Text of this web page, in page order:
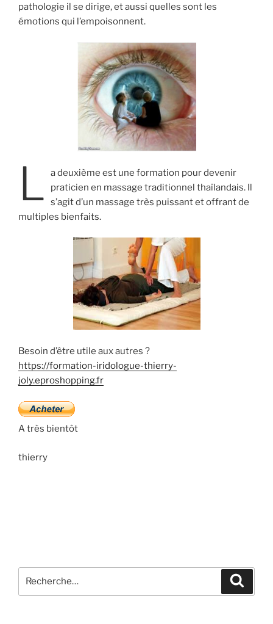
pathologie il se dirige, et aussi quelles sont les
émotions qui l’empoisonnent.
L
a deuxième est une formation pour devenir
praticien en massage traditionnel thaïlandais. Il
s’agit d’un massage très puissant et offrant de
multiples bienfaits.
Besoin d’être utile aux autres ?
https://formation-iridologue-thierry-
joly.eproshopping.fr
A très bientôt
thierry
pour